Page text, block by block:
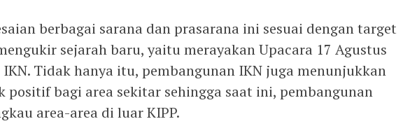
berbagai sarana dan prasarana ini sesuai dengan target
sejarah baru, yaitu merayakan Upacara 17 Agustus
IKN. Tidak hanya itu, pembangunan IKN juga menunjukkan
positif bagi area sekitar sehingga saat ini, pembangunan
area-area di luar KIPP.